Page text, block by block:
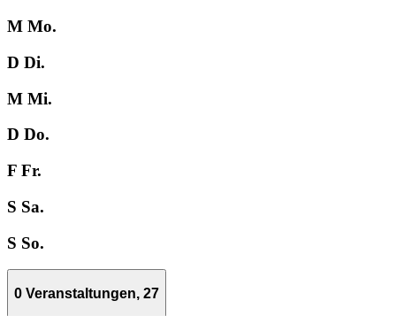
M Mo.
D Di.
M Mi.
D Do.
F Fr.
S Sa.
S So.
0 Veranstaltungen, 27